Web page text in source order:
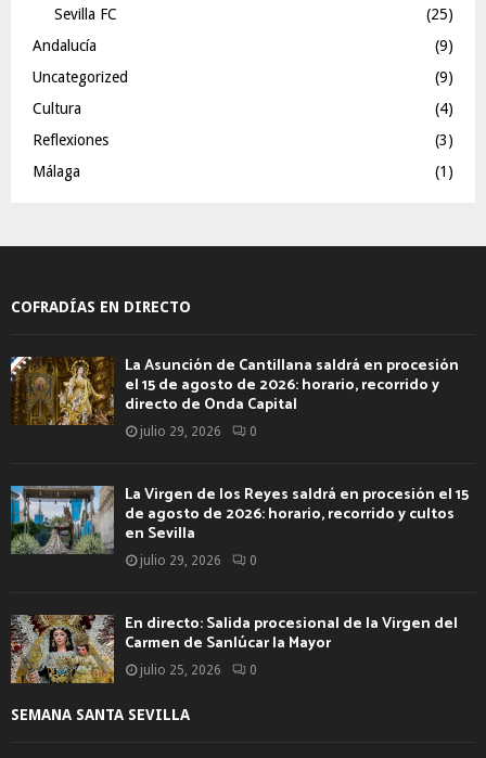
Sevilla FC
(25)
Andalucía
(9)
Uncategorized
(9)
Cultura
(4)
Reflexiones
(3)
Málaga
(1)
COFRADÍAS EN DIRECTO
La Asunción de Cantillana saldrá en procesión
el 15 de agosto de 2026: horario, recorrido y
directo de Onda Capital
julio 29, 2026 0
La Virgen de los Reyes saldrá en procesión el 15
de agosto de 2026: horario, recorrido y cultos
en Sevilla
julio 29, 2026 0
En directo: Salida procesional de la Virgen del
Carmen de Sanlúcar la Mayor
julio 25, 2026 0
SEMANA SANTA SEVILLA